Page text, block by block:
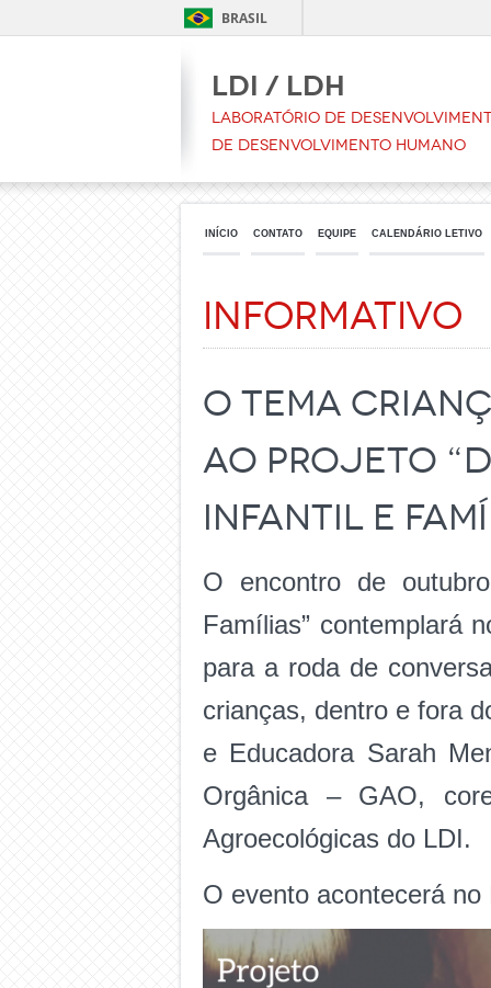
BRASIL
LDI / LDH
Laboratório de
de Desenvolvimento Humano
INÍCIO CONTATO EQUIPE CALENDÁRIO LETIVO
Informativo
O tema
ao Projeto
Infantil e
O encontro de
Famílias” contemplará
para a roda de
crianças, dentro e fora
e Educadora Sarah
Orgânica – GAO,
Agroecológicas do LDI.
O evento acontecerá